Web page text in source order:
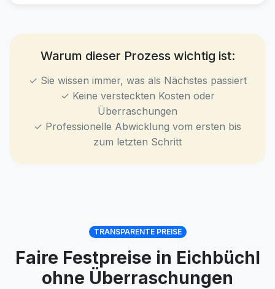
Warum dieser Prozess wichtig ist:
✓ Sie wissen immer, was als Nächstes passiert
✓ Keine versteckten Kosten oder
Überraschungen
✓ Professionelle Abwicklung vom ersten bis
zum letzten Schritt
TRANSPARENTE PREISE
Faire Festpreise in Eichbüchl
ohne Überraschungen